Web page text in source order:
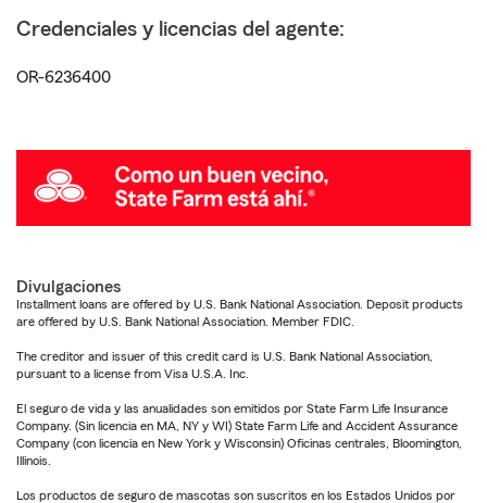
Credenciales y licencias del agente:
OR-6236400
Divulgaciones
Installment loans are offered by U.S. Bank National Association. Deposit products
are offered by U.S. Bank National Association. Member FDIC.
The creditor and issuer of this credit card is U.S. Bank National Association,
pursuant to a license from Visa U.S.A. Inc.
El seguro de vida y las anualidades son emitidos por State Farm Life Insurance
Company. (Sin licencia en MA, NY y WI) State Farm Life and Accident Assurance
Company (con licencia en New York y Wisconsin) Oficinas centrales, Bloomington,
Illinois.
Los productos de seguro de mascotas son suscritos en los Estados Unidos por